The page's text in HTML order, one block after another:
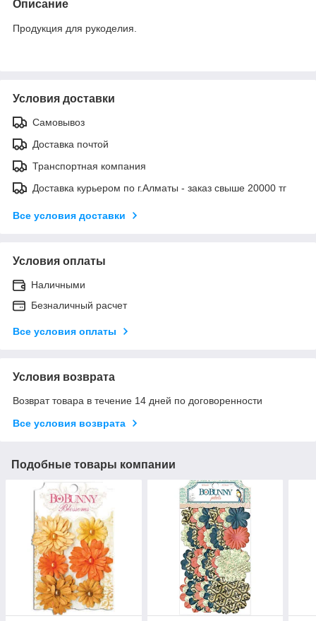
Описание
Продукция для рукоделия.
Условия доставки
Самовывоз
Доставка почтой
Транспортная компания
Доставка курьером по г.Алматы - заказ свыше 20000 тг
Все условия доставки
Условия оплаты
Наличными
Безналичный расчет
Все условия оплаты
Условия возврата
Возврат товара в течение 14 дней по договоренности
Все условия возврата
Подобные товары компании